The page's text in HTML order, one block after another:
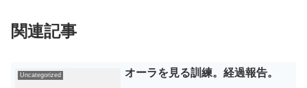
関連記事
Uncategorized オーラを見る訓練。経過報告。